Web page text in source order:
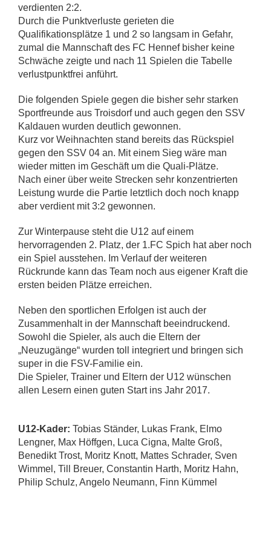
verdienten 2:2.
Durch die Punktverluste gerieten die
Qualifikationsplätze 1 und 2 so langsam in Gefahr,
zumal die Mannschaft des FC Hennef bisher keine
Schwäche zeigte und nach 11 Spielen die Tabelle
verlustpunktfrei anführt.
Die folgenden Spiele gegen die bisher sehr starken
Sportfreunde aus Troisdorf und auch gegen den SSV
Kaldauen wurden deutlich gewonnen.
Kurz vor Weihnachten stand bereits das Rückspiel
gegen den SSV 04 an. Mit einem Sieg wäre man
wieder mitten im Geschäft um die Quali-Plätze.
Nach einer über weite Strecken sehr konzentrierten
Leistung wurde die Partie letztlich doch noch knapp
aber verdient mit 3:2 gewonnen.
Zur Winterpause steht die U12 auf einem
hervorragenden 2. Platz, der 1.FC Spich hat aber noch
ein Spiel ausstehen. Im Verlauf der weiteren
Rückrunde kann das Team noch aus eigener Kraft die
ersten beiden Plätze erreichen.
Neben den sportlichen Erfolgen ist auch der
Zusammenhalt in der Mannschaft beeindruckend.
Sowohl die Spieler, als auch die Eltern der
„Neuzugänge“ wurden toll integriert und bringen sich
super in die FSV-Familie ein.
Die Spieler, Trainer und Eltern der U12 wünschen
allen Lesern einen guten Start ins Jahr 2017.
U12-Kader: Tobias Ständer, Lukas Frank, Elmo
Lengner, Max Höffgen, Luca Cigna, Malte Groß,
Benedikt Trost, Moritz Knott, Mattes Schrader, Sven
Wimmel, Till Breuer, Constantin Harth, Moritz Hahn,
Philip Schulz, Angelo Neumann, Finn Kümmel